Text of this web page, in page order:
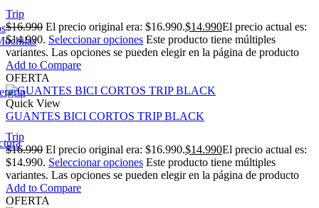
Trip
$16.990 El precio original era: $16.990.$14.990El precio actual es:
$14.990. Seleccionar opciones Este producto tiene múltiples
variantes. Las opciones se pueden elegir en la página de producto
Add to Compare
OFERTA
Quick View
GUANTES BICI CORTOS TRIP BLACK
Trip
$16.990 El precio original era: $16.990.$14.990El precio actual es:
$14.990. Seleccionar opciones Este producto tiene múltiples
variantes. Las opciones se pueden elegir en la página de producto
Add to Compare
OFERTA